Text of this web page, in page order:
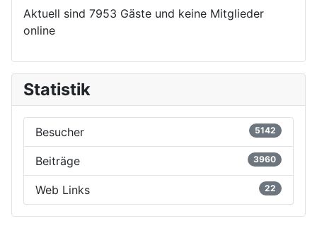
Aktuell sind 7953 Gäste und keine Mitglieder
online
Statistik
Besucher 5142
Beiträge 3960
Web Links 22